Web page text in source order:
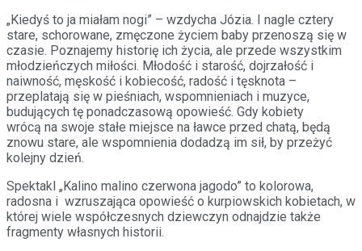
„Kiedyś to ja miałam nogi” – wzdycha Józia. I nagle cztery
stare, schorowane, zmęczone życiem baby przenoszą się w
czasie. Poznajemy historię ich życia, ale przede wszystkim
młodzieńczych miłości. Młodość i starość, dojrzałość i
naiwność, męskość i kobiecość, radość i tęsknota –
przeplatają się w pieśniach, wspomnieniach i muzyce,
budujących tę ponadczasową opowieść. Gdy kobiety
wrócą na swoje stałe miejsce na ławce przed chatą, będą
znowu stare, ale wspomnienia dodadzą im sił, by przeżyć
kolejny dzień.
Spektakl „Kalino malino czerwona jagodo” to kolorowa,
radosna i wzruszająca opowieść o kurpiowskich kobietach, w
której wiele współczesnych dziewczyn odnajdzie także
fragmenty własnych historii.